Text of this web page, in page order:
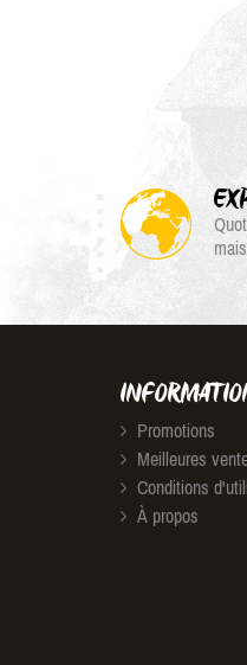
Promotions
Meilleures
Conditions
À propos